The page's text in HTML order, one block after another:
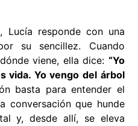
Lucía responde con una
su sencillez. Cuando
viene, ella dice: “Yo
vida. Yo vengo del árbol
basta para entender el
conversación que hunde
y, desde allí, se eleva